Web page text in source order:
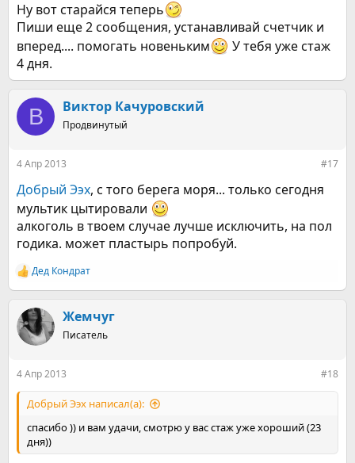
Ну вот старайся теперь
Пиши еще 2 сообщения, устанавливай счетчик и
вперед.... помогать новеньким
У тебя уже стаж
4 дня.
В Виктор Качуровский
Продвинутый
4 Апр 2013 #17
Добрый Ээх, с того берега моря... только сегодня
мультик цытировали
алкоголь в твоем случае лучше исключить, на пол
годика. может пластырь попробуй.
Р
е
к
ц
и
Дед Кондрат
Жемчуг
Писатель
4 Апр 2013 #18
Добрый Ээх написал(а):
спасибо )) и вам удачи, смотрю у вас стаж уже хороший (23
дня))